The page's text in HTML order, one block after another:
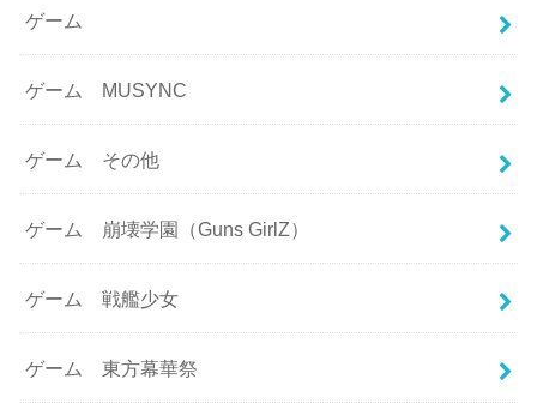
ゲーム
ゲーム MUSYNC
ゲーム その他
ゲーム 崩壊学園（Guns GirlZ）
ゲーム 戦艦少女
ゲーム 東方幕華祭